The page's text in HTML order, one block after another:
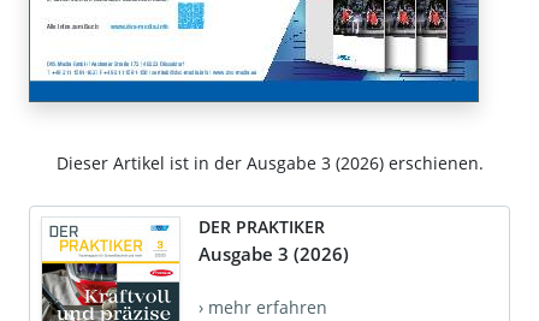
Dieser Artikel ist in der Ausgabe 3 (2026) erschienen.
DER PRAKTIKER
Ausgabe 3 (2026)
› mehr erfahren